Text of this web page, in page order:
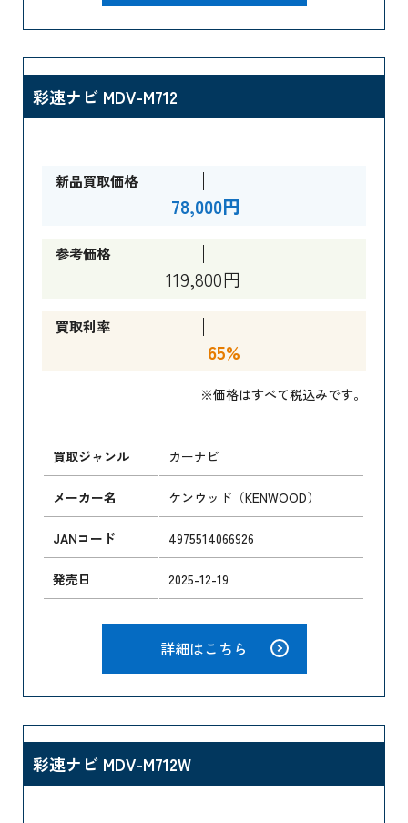
彩速ナビ MDV-M712
新品買取価格
78,000円
参考価格
119,800円
買取利率
65%
※価格はすべて税込みです。
買取ジャンル カーナビ
メーカー名 ケンウッド（KENWOOD）
JANコード 4975514066926
発売日 2025-12-19
詳細はこちら
彩速ナビ MDV-M712W